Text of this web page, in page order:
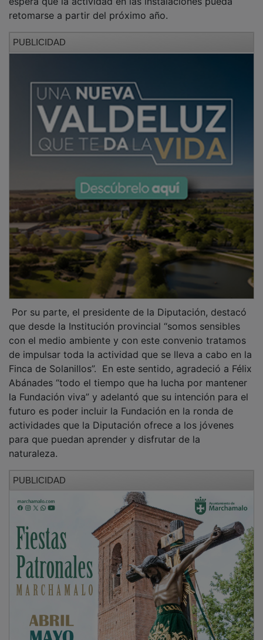
retomarse a partir del próximo año.
que desde la Institución provincial “somos sensibles
con el medio ambiente y con este convenio tratamos
de impulsar toda la actividad que se lleva a cabo en la
Finca de Solanillos”. En este sentido, agradeció a Félix
Abánades “todo el tiempo que ha lucha por mantener
la Fundación viva” y adelantó que su intención para el
futuro es poder incluir la Fundación en la ronda de
actividades que la Diputación ofrece a los jóvenes
para que puedan aprender y disfrutar de la
naturaleza.